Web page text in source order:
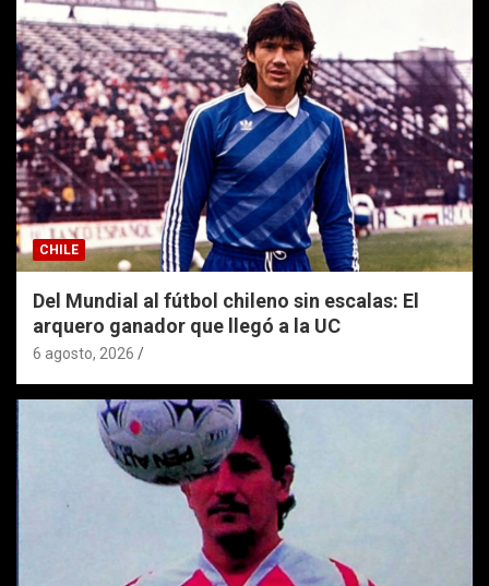
CHILE
Del Mundial al fútbol chileno sin escalas: El
arquero ganador que llegó a la UC
6 agosto, 2026